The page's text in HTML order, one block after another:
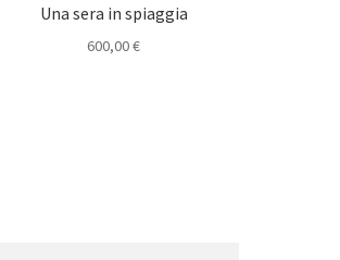
Una sera in spiaggia
600,00€